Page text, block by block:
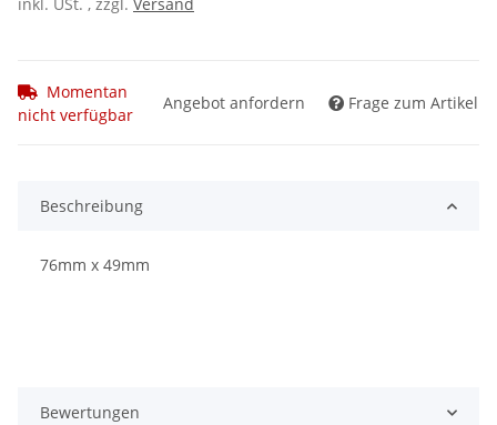
Momentan
nicht verfügbar
Angebot anfordern Frage zum Artikel
Beschreibung
76mm x 49mm
Bewertungen